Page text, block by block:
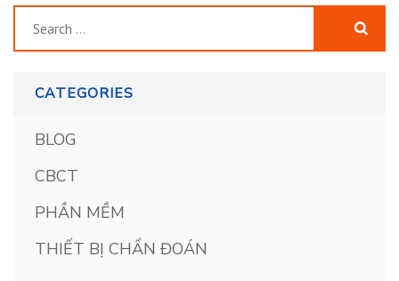
Search
CATEGORIES
BLOG
CBCT
PHẦN MỀM
THIẾT BỊ CHẨN ĐOÁN